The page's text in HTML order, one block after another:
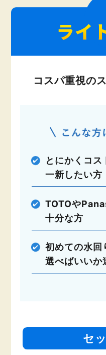
コスパ重視の
とにかくコ
一新したい方
TOTOや
十分な方
初めての水回
選べばいいか
セ